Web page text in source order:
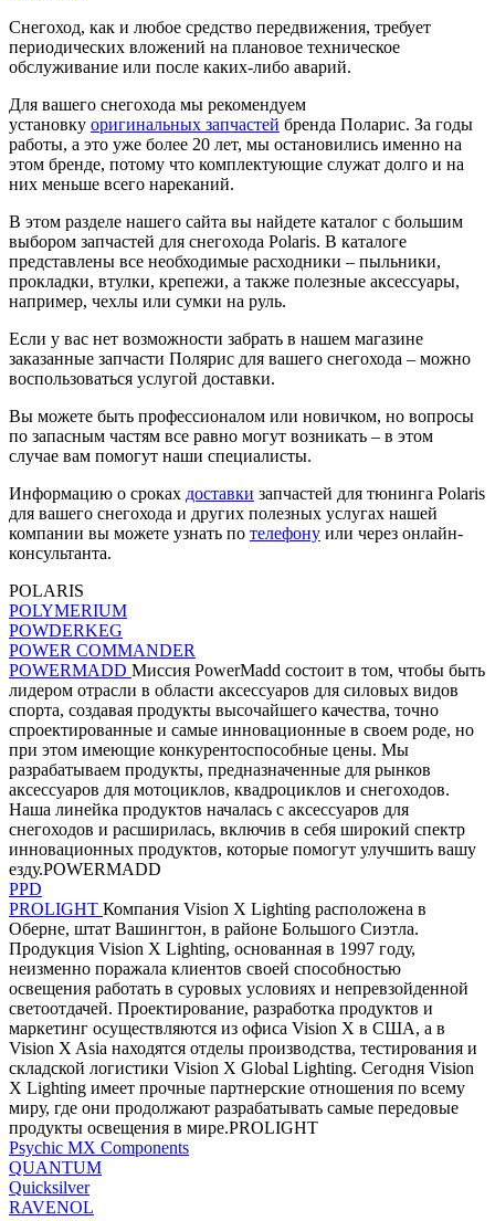
Снегоход, как и любое средство передвижения, требует
периодических вложений на плановое техническое
обслуживание или после каких-либо аварий.
Для вашего снегохода мы рекомендуем
установку оригинальных запчастей бренда Поларис. За годы
работы, а это уже более 20 лет, мы остановились именно на
этом бренде, потому что комплектующие служат долго и на
них меньше всего нареканий.
В этом разделе нашего сайта вы найдете каталог с большим
выбором запчастей для снегохода Polaris. В каталоге
представлены все необходимые расходники – пыльники,
прокладки, втулки, крепежи, а также полезные аксессуары,
например, чехлы или сумки на руль.
Если у вас нет возможности забрать в нашем магазине
заказанные запчасти Полярис для вашего снегохода – можно
воспользоваться услугой доставки.
Вы можете быть профессионалом или новичком, но вопросы
по запасным частям все равно могут возникать – в этом
случае вам помогут наши специалисты.
Информацию о сроках доставки запчастей для тюнинга Polaris
для вашего снегохода и других полезных услугах нашей
компании вы можете узнать по телефону или через онлайн-
консультанта.
POLARIS
POLYMERIUM
POWDERKEG
POWER COMMANDER
POWERMADD Миссия PowerMadd состоит в том, чтобы быть
лидером отрасли в области аксессуаров для силовых видов
спорта, создавая продукты высочайшего качества, точно
спроектированные и самые инновационные в своем роде, но
при этом имеющие конкурентоспособные цены. Мы
разрабатываем продукты, предназначенные для рынков
аксессуаров для мотоциклов, квадроциклов и снегоходов.
Наша линейка продуктов началась с аксессуаров для
снегоходов и расширилась, включив в себя широкий спектр
инновационных продуктов, которые помогут улучшить вашу
езду.POWERMADD
PPD
PROLIGHT Компания Vision X Lighting расположена в
Оберне, штат Вашингтон, в районе Большого Сиэтла.
Продукция Vision X Lighting, основанная в 1997 году,
неизменно поражала клиентов своей способностью
освещения работать в суровых условиях и непревзойденной
светоотдачей. Проектирование, разработка продуктов и
маркетинг осуществляются из офиса Vision X в США, а в
Vision X Asia находятся отделы производства, тестирования и
складской логистики Vision X Global Lighting. Сегодня Vision
X Lighting имеет прочные партнерские отношения по всему
миру, где они продолжают разрабатывать самые передовые
продукты освещения в мире.PROLIGHT
Psychic MX Components
QUANTUM
Quicksilver
RAVENOL